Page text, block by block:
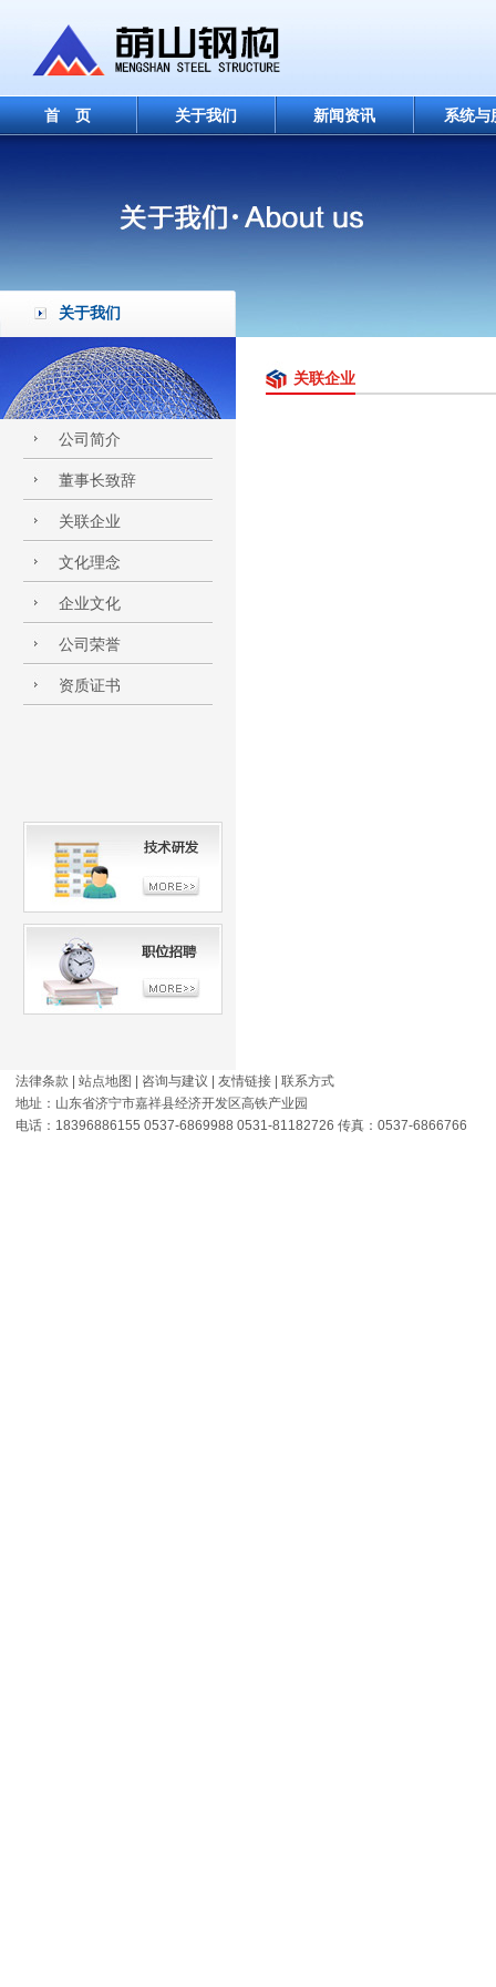
首 页 关于我们 新闻资讯 系统与
关于我们
公司简介
董事长致辞
关联企业
文化理念
企业文化
公司荣誉
资质证书
关联企业
法律条款 站点地图 咨询与建议 友情链接
联系方式
地址：山东省济宁市嘉祥县经济开发区高铁产业园
电话：18396886155 0537-6869988 0531-81182726 传真：0537-6866766